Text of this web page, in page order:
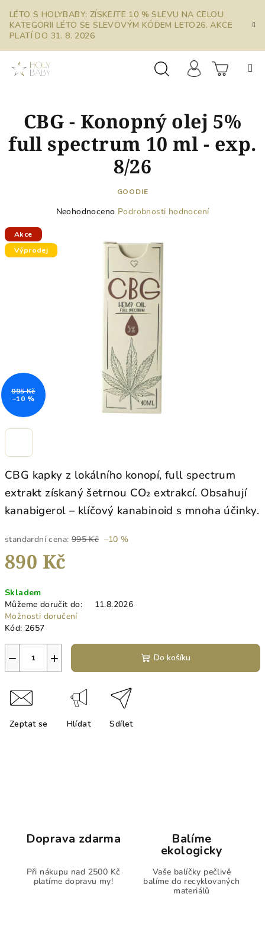
obsah
LÉTO S HOLYBABY: ZÍSKEJTE 10 % SLEVU NA CELOU
KATEGORII LÉTO SE SLEVOVÝM KÓDEM LETO26. AKCE
PLATÍ DO 31. 8. 2026
košík
CBG kapky z lokálního konopí, full spectrum
extrakt získaný šetrnou CO₂ extrakcí. Obsahují
kanabigerol – klíčový kanabinoid s mnoha účinky.
standardní cena: 995 Kč –10 %
890 Kč
cena:
Skladem
Můžeme doručit do:
11.8.2026
Možnosti doručení
Kód: 2657
+
− Do košíku
Zeptat se Hlídat Sdílet
CBG - Konopný olej 5%
full spectrum 10 ml - exp.
8/26
GOODIE
Průměrné
je
0,0
Neohodnoceno Podrobnosti hodnocení
Akce
Výprodej
995 Kč
–10 %
Doprava zdarma
Při nákupu nad 2500 Kč
platíme dopravu my!
Balíme
ekologicky
Vaše balíčky pečlivě
balíme do recyklovaných
materiálů